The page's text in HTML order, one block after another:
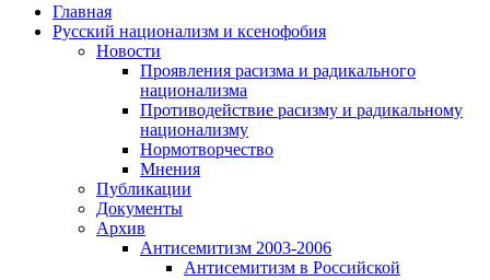
Главная
Русский национализм и ксенофобия
Новости
Проявления расизма и радикального
национализма
Противодействие расизму и радикальному
национализму
Нормотворчество
Мнения
Публикации
Документы
Архив
Антисемитизм 2003-2006
Антисемитизм в Российской